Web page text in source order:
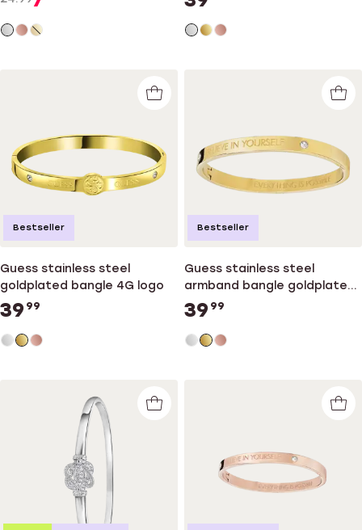
Guess stainless steel
goldplated bangle 4G logo
39 99
Bestseller
Guess stainless steel
armband bangle goldplated
Believe
39 99
Bestseller